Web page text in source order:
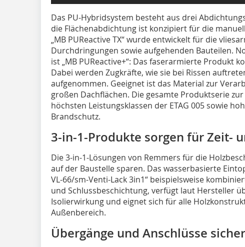
Das PU-Hybridsystem besteht aus drei
die Flächenabdichtung ist konzipiert für die
„MB PUReactive TX“ wurde entwickelt für die
Durchdringungen sowie aufgehenden Bauteilen.
ist „MB PUReactive+“: Das faserarmierte Produkt
Dabei werden Zugkräfte, wie sie bei Rissen
aufgenommen. Geeignet ist das Material zur
großen Dachflächen. Die gesamte Produktserie
höchsten Leistungsklassen der ETAG 005 sowie
Brandschutz.
3-in-1-Produkte sorgen für Zeit-
Die 3-in-1-Lösungen von Remmers für die
auf der Baustelle sparen. Das wasserbasierte
VL-66/sm-Venti-Lack 3in1“ beispielsweise
und Schlussbeschichtung, verfügt laut Hersteller
Isolierwirkung und eignet sich für alle
Außenbereich.
Übergänge und Anschlüsse